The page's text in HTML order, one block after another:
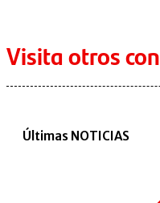
Visita otros
Últimas NOTICIAS